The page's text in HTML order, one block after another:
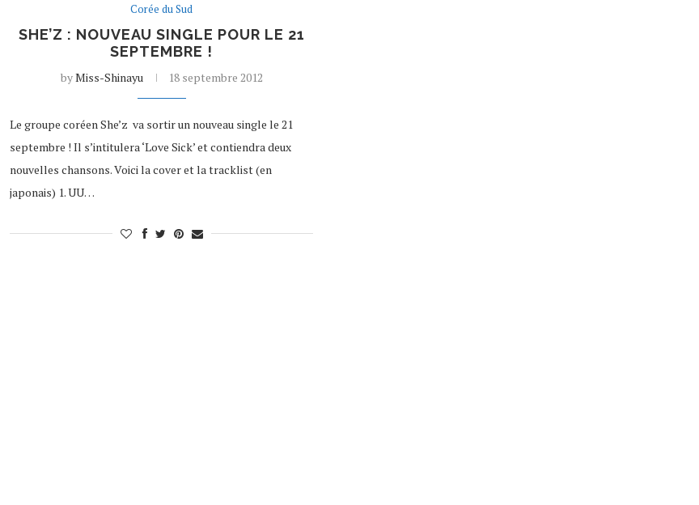
Corée du Sud
SHE’Z : NOUVEAU SINGLE POUR LE 21
SEPTEMBRE !
byMiss-Shinayu 18 septembre 2012
Le groupe coréen She’z va sortir un nouveau single le 21
septembre ! Il s’intitulera ‘Love Sick’ et contiendra deux
nouvelles chansons. Voici la cover et la tracklist (en
japonais) 1. UU…